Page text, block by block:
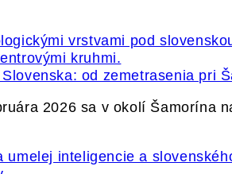
od zemetrasenia pri
2026 sa v okolí Šamorína